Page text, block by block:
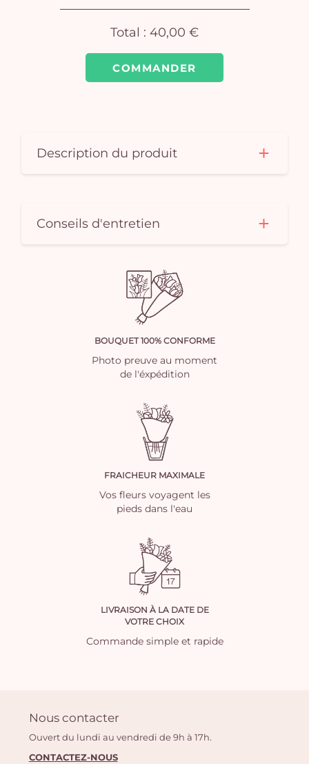
COMMANDER
Total : 40,00 €
Description du produit
Conseils d'entretien
BOUQUET 100% CONFORME
Photo preuve au moment
de l'éxpédition
FRAICHEUR MAXIMALE
Vos fleurs voyagent les
pieds dans l'eau
LIVRAISON À LA DATE DE
VOTRE CHOIX
Commande simple et rapide
Nous contacter
Ouvert du lundi au vendredi de 9h à 17h.
CONTACTEZ-NOUS